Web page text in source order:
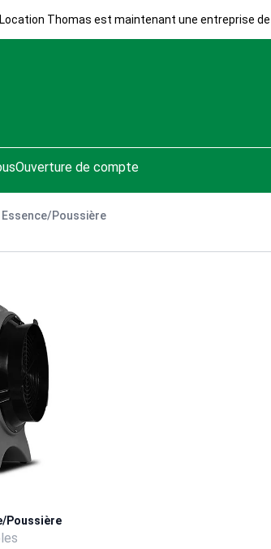
Location Thomas est maintenant une entreprise de
Ouverture de compte
Poussière
Poussière